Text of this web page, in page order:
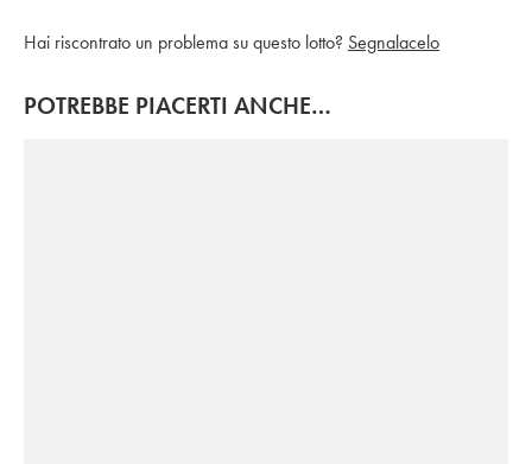
Hai riscontrato un problema su questo lotto? Segnalacelo
POTREBBE PIACERTI ANCHE…